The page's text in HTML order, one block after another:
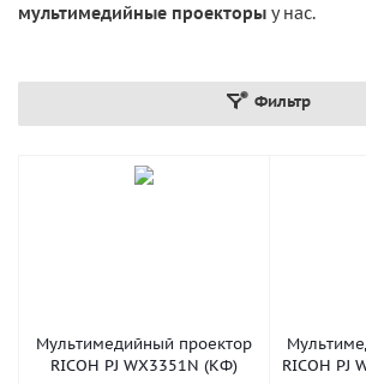
мультимедийные проекторы у нас.
Фильтр
Мультимедийный проектор
RICOH PJ WX3351N (КФ)
RICOH PJ